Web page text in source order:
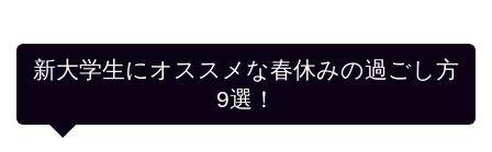
新大学生にオススメな春休みの過ごし方
9選！